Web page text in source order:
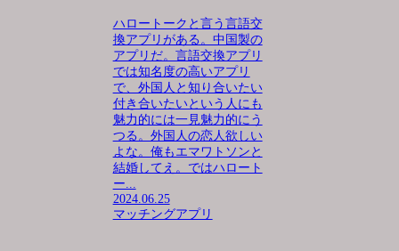
ハロートークと言う言語交
換アプリがある。中国製の
アプリだ。言語交換アプリ
では知名度の高いアプリ
で、外国人と知り合いたい
付き合いたいという人にも
魅力的には一見魅力的にう
つる。外国人の恋人欲しい
よな。俺もエマワトソンと
結婚してえ。ではハロート
ー...
2024.06.25
マッチングアプリ